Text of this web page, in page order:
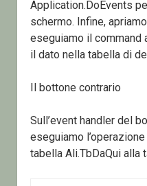
Application.DoEvents
schermo. Infine,
eseguiamo il command
il dato nella tabella di
Il bottone contrario
Sull’event handler del
eseguiamo
tabella Ali.TbDaQui alla